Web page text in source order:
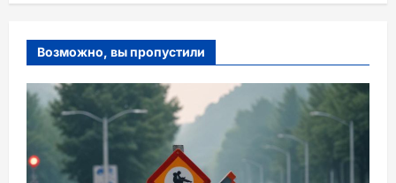
Возможно, вы пропустили